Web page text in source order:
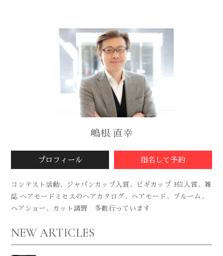
嶋根 直幸
プロフィール 指名して予約
コンテスト活動、ジャパンカップ入賞、ビギカップ 3位入賞、雑
誌 ヘアモードミセスのヘアカタログ、ヘアモード、ブルーム、
ヘアショー、カット講習 多数行っています
NEW ARTICLES